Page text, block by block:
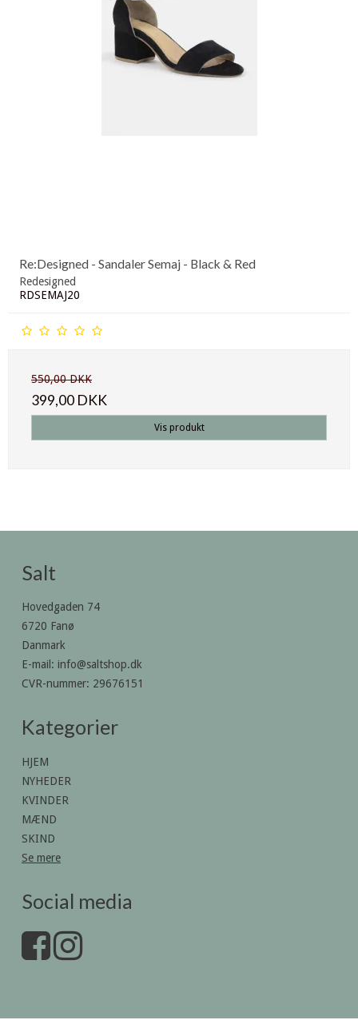
Re:Designed - Sandaler Semaj - Black & Red
Redesigned
RDSEMAJ20
550,00 DKK
399,00 DKK
Vis produkt
Salt
Hovedgaden 74
6720 Fanø
Danmark
E-mail : info@saltshop.dk
CVR-nummer: 29676151
Kategorier
HJEM
NYHEDER
KVINDER
MÆND
SKIND
Se mere
Social media